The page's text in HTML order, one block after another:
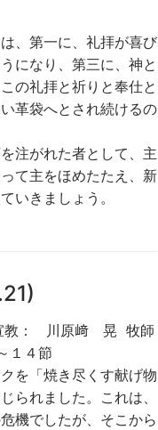
、第一に、礼拝が喜び
になり、第三に、神と
の礼拝と祈りと奉仕と
革袋へとされ続けるの
注がれた者として、主
て主をほめたたえ、新
いきましょう。
： 川原﨑 晃 牧師
４節
を「焼き尽くす献げ物
られました。これは、
機でしたが、そこから